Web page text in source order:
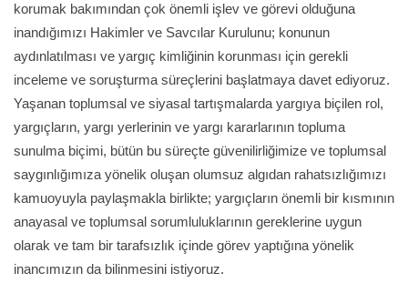
korumak bakımından çok önemli işlev ve görevi olduğuna
inandığımızı Hakimler ve Savcılar Kurulunu; konunun
aydınlatılması ve yargıç kimliğinin korunması için gerekli
inceleme ve soruşturma süreçlerini başlatmaya davet ediyoruz.
Yaşanan toplumsal ve siyasal tartışmalarda yargıya biçilen rol,
yargıçların, yargı yerlerinin ve yargı kararlarının topluma
sunulma biçimi, bütün bu süreçte güvenilirliğimize ve toplumsal
saygınlığımıza yönelik oluşan olumsuz algıdan rahatsızlığımızı
kamuoyuyla paylaşmakla birlikte; yargıçların önemli bir kısmının
anayasal ve toplumsal sorumluluklarının gereklerine uygun
olarak ve tam bir tarafsızlık içinde görev yaptığına yönelik
inancımızın da bilinmesini istiyoruz.